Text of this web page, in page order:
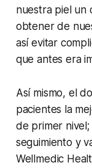
nuestra piel un
obtener de
así evitar
que antes era
Así mismo, el
pacientes la
de primer
seguimiento y
Wellmedic